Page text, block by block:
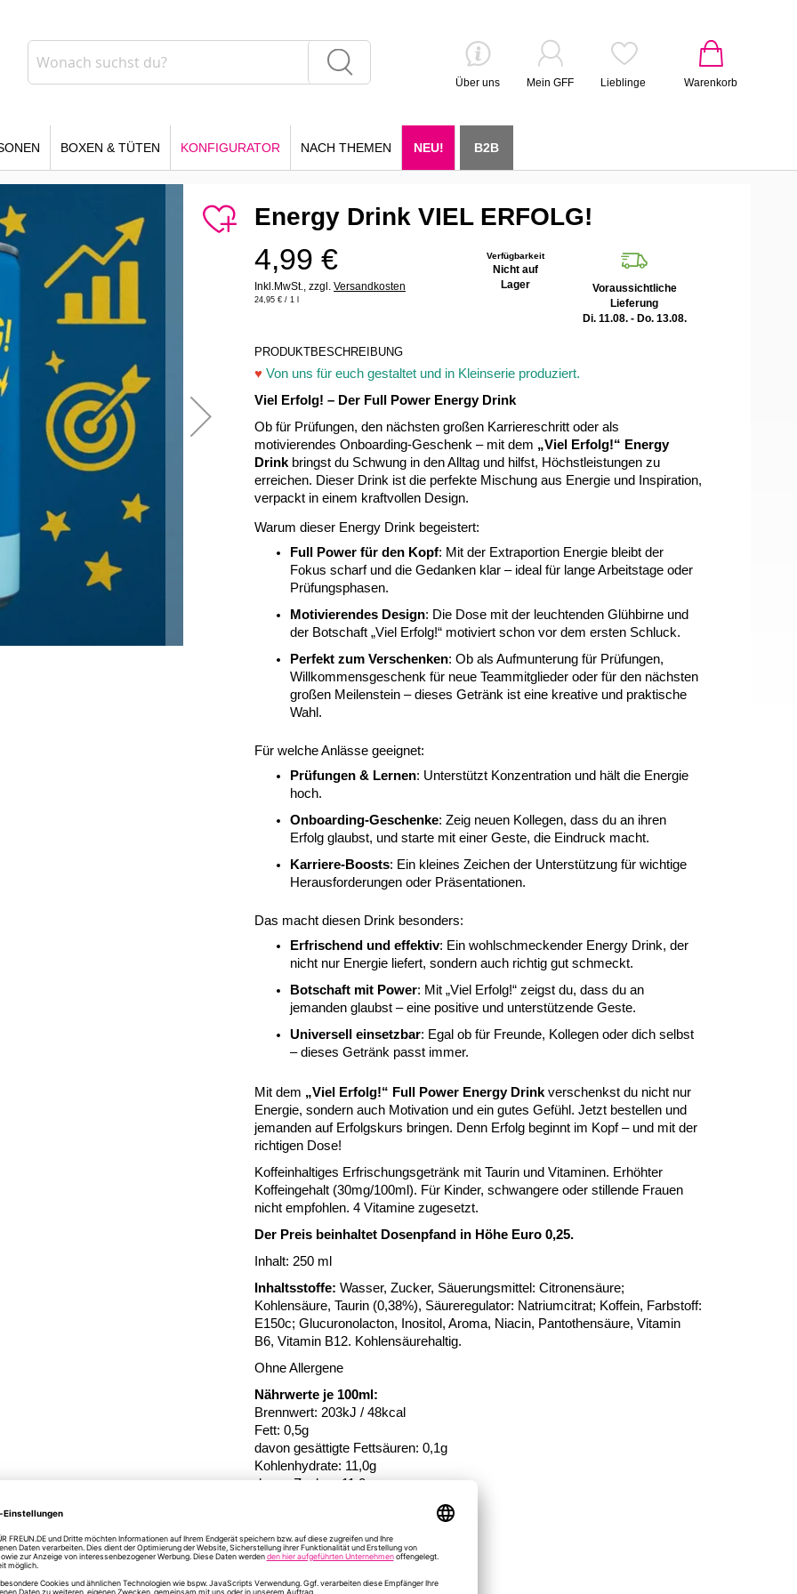
Warenkorb
Über uns Mein GFF Lieblinge
BOXEN & TÜTEN KONFIGURATOR NACH THEMEN NEU! B2B
Energy Drink VIEL ERFOLG!
4,99 €
Inkl.MwSt., zzgl. Versandkosten
24,95 € / 1 l
Verfügbarkeit
Nicht auf
Lager
Voraussichtliche
Lieferung
Di. 11.08. - Do. 13.08.
PRODUKTBESCHREIBUNG
♥ Von uns für euch gestaltet und in Kleinserie produziert.
Viel Erfolg! – Der Full Power Energy Drink
Ob für Prüfungen, den nächsten großen Karriereschritt oder als
motivierendes Onboarding-Geschenk – mit dem „Viel Erfolg!“ Energy
Drink bringst du Schwung in den Alltag und hilfst, Höchstleistungen zu
erreichen. Dieser Drink ist die perfekte Mischung aus Energie und Inspiration,
verpackt in einem kraftvollen Design.
Warum dieser Energy Drink begeistert:
Full Power für den Kopf: Mit der Extraportion Energie bleibt der
Fokus scharf und die Gedanken klar – ideal für lange Arbeitstage oder
Prüfungsphasen.
Motivierendes Design: Die Dose mit der leuchtenden Glühbirne und
der Botschaft „Viel Erfolg!“ motiviert schon vor dem ersten Schluck.
Perfekt zum Verschenken: Ob als Aufmunterung für Prüfungen,
Willkommensgeschenk für neue Teammitglieder oder für den nächsten
großen Meilenstein – dieses Getränk ist eine kreative und praktische
Wahl.
Für welche Anlässe geeignet:
Prüfungen & Lernen: Unterstützt Konzentration und hält die Energie
hoch.
Onboarding-Geschenke: Zeig neuen Kollegen, dass du an ihren
Erfolg glaubst, und starte mit einer Geste, die Eindruck macht.
Karriere-Boosts: Ein kleines Zeichen der Unterstützung für wichtige
Herausforderungen oder Präsentationen.
Das macht diesen Drink besonders:
Erfrischend und effektiv: Ein wohlschmeckender Energy Drink, der
nicht nur Energie liefert, sondern auch richtig gut schmeckt.
Botschaft mit Power: Mit „Viel Erfolg!“ zeigst du, dass du an
jemanden glaubst – eine positive und unterstützende Geste.
Universell einsetzbar: Egal ob für Freunde, Kollegen oder dich selbst
– dieses Getränk passt immer.
Mit dem „Viel Erfolg!“ Full Power Energy Drink verschenkst du nicht nur
Energie, sondern auch Motivation und ein gutes Gefühl. Jetzt bestellen und
jemanden auf Erfolgskurs bringen. Denn Erfolg beginnt im Kopf – und mit der
richtigen Dose!
Koffeinhaltiges Erfrischungsgetränk mit Taurin und Vitaminen. Erhöhter
Koffeingehalt (30mg/100ml). Für Kinder, schwangere oder stillende Frauen
nicht empfohlen. 4 Vitamine zugesetzt.
Der Preis beinhaltet Dosenpfand in Höhe Euro 0,25.
Inhalt: 250 ml
Inhaltsstoffe: Wasser, Zucker, Säuerungsmittel: Citronensäure;
Kohlensäure, Taurin (0,38%), Säureregulator: Natriumcitrat; Koffein, Farbstoff:
E150c; Glucuronolacton, Inositol, Aroma, Niacin, Pantothensäure, Vitamin
B6, Vitamin B12. Kohlensäurehaltig.
Ohne Allergene
Nährwerte je 100ml:
Brennwert: 203kJ / 48kcal
Fett: 0,5g
davon gesättigte Fettsäuren: 0,1g
Kohlenhydrate: 11,0g
davon Zucker: 11,0g
Vitamine je 100ml:
Pantothensäure: 2 mg / *33%